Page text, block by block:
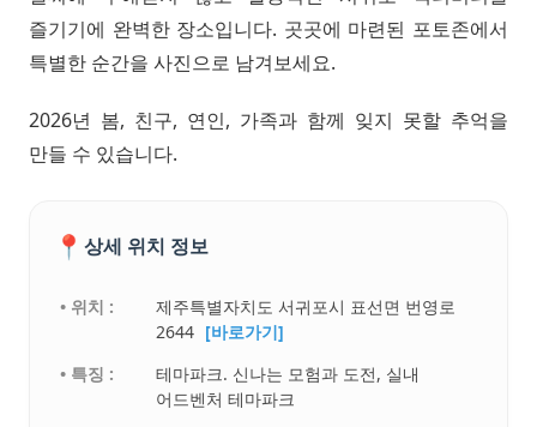
즐기기에 완벽한 장소입니다. 곳곳에 마련된 포토존에서
특별한 순간을 사진으로 남겨보세요.
2026년 봄, 친구, 연인, 가족과 함께 잊지 못할 추억을
만들 수 있습니다.
📍 상세 위치 정보
• 위치 :
제주특별자치도 서귀포시 표선면 번영로
2644 [바로가기]
• 특징 :
테마파크. 신나는 모험과 도전, 실내
어드벤처 테마파크